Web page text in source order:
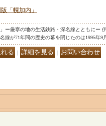
「幌加内」
ー厳寒の地の生活鉄路・深名線とともに
線が71年間の歴史の幕を閉じたのは1995年9